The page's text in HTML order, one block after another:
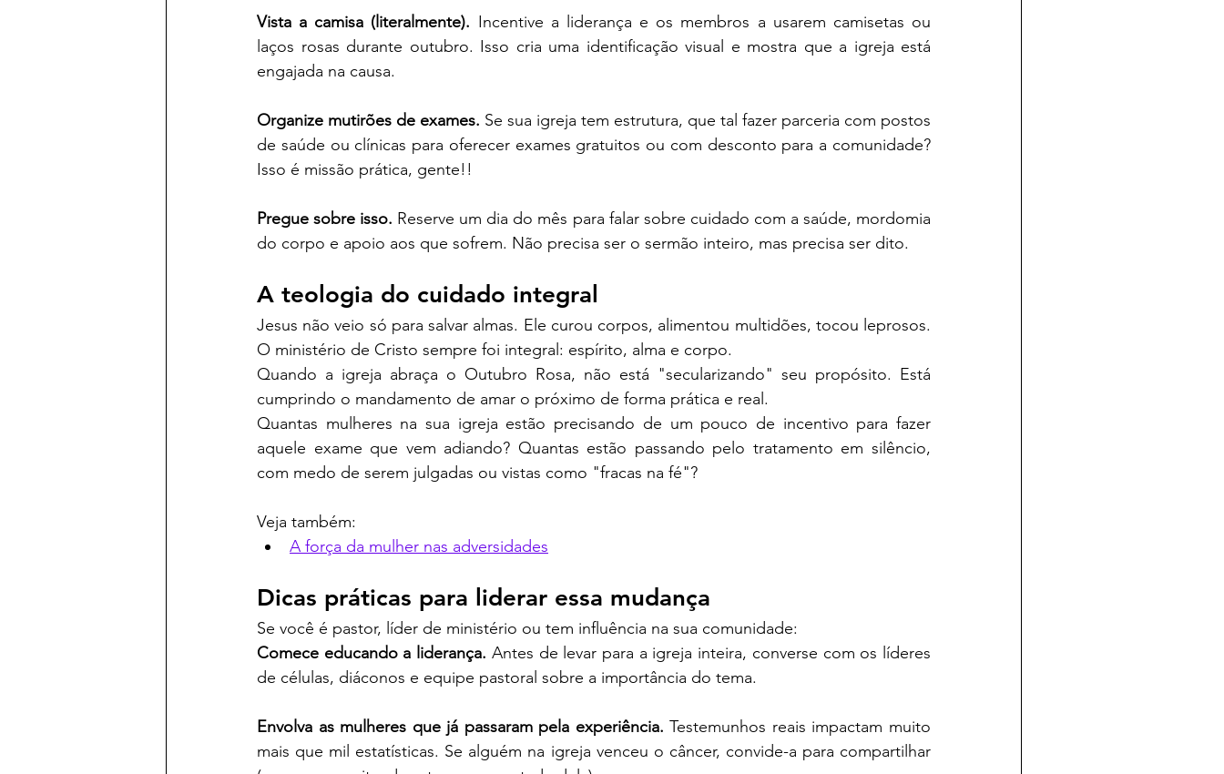
Vista a camisa (literalmente). Incentive a liderança e os membros a usarem camisetas ou
laços rosas durante outubro. Isso cria uma identificação visual e mostra que a igreja está
engajada na causa.
Organize mutirões de exames. Se sua igreja tem estrutura, que tal fazer parceria com postos
de saúde ou clínicas para oferecer exames gratuitos ou com desconto para a comunidade?
Isso é missão prática, gente!!
Pregue sobre isso. Reserve um dia do mês para falar sobre cuidado com a saúde, mordomia
do corpo e apoio aos que sofrem. Não precisa ser o sermão inteiro, mas precisa ser dito.
A teologia do cuidado integral
Jesus não veio só para salvar almas. Ele curou corpos, alimentou multidões, tocou leprosos.
O ministério de Cristo sempre foi integral: espírito, alma e corpo.
Quando a igreja abraça o Outubro Rosa, não está "secularizando" seu propósito. Está
cumprindo o mandamento de amar o próximo de forma prática e real.
Quantas mulheres na sua igreja estão precisando de um pouco de incentivo para fazer
aquele exame que vem adiando? Quantas estão passando pelo tratamento em silêncio,
com medo de serem julgadas ou vistas como "fracas na fé"?
Veja também:
A força da mulher nas adversidades
Dicas práticas para liderar essa mudança
Se você é pastor, líder de ministério ou tem influência na sua comunidade:
Comece educando a liderança. Antes de levar para a igreja inteira, converse com os líderes
de células, diáconos e equipe pastoral sobre a importância do tema.
Envolva as mulheres que já passaram pela experiência. Testemunhos reais impactam muito
mais que mil estatísticas. Se alguém na igreja venceu o câncer, convide-a para compartilhar